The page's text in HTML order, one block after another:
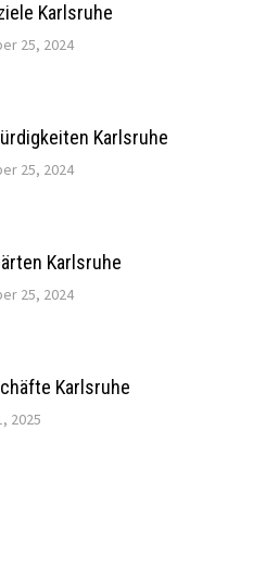
Karlsruhe
25, 2024
Karlsruhe
25, 2024
Karlsruhe
25, 2024
Karlsruhe
2025